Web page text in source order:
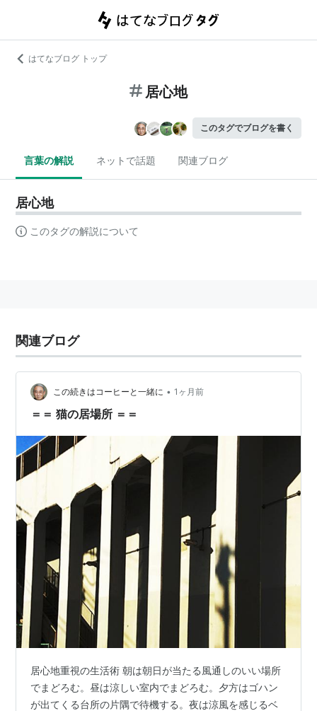
はてなブログ トップ
居心地
このタグでブログを書く
言葉の解説 ネットで話題 関連ブログ
居心地
このタグの解説について
関連ブログ
この続きはコーヒーと一緒に • 1ヶ月前
＝＝ 猫の居場所 ＝＝
居心地重視の生活術 朝は朝日が当たる風通しのいい場所
でまどろむ。昼は涼しい室内でまどろむ。夕方はゴハン
が出てくる台所の片隅で待機する。夜は涼風を感じるベ